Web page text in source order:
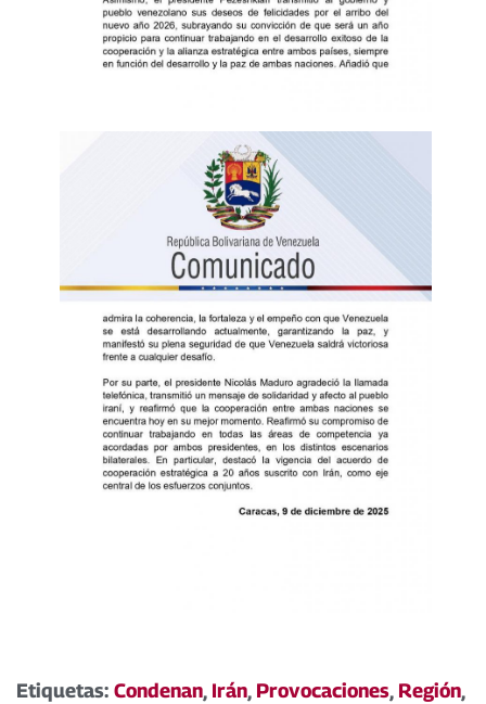
Etiquetas: Condenan, Irán, Provocaciones, Región,